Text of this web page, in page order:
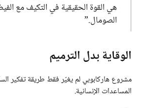
هي القوة الحقيقية في التكيف مع
الصومال.”
الوقاية بدل الترميم
مشروع هاركابوبي لم يغيّر فقط طريقة تفكير
المساعدات الإنسانية.